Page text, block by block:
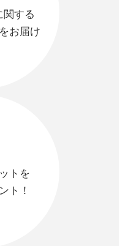
関する
お届け
トを
ト！